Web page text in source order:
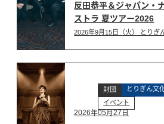
反田恭平＆ジャパン・
ストラ 夏ツアー2026
2026年9月15日（火） とりぎ
財団 とりぎん文
イベント
2026年05月27日